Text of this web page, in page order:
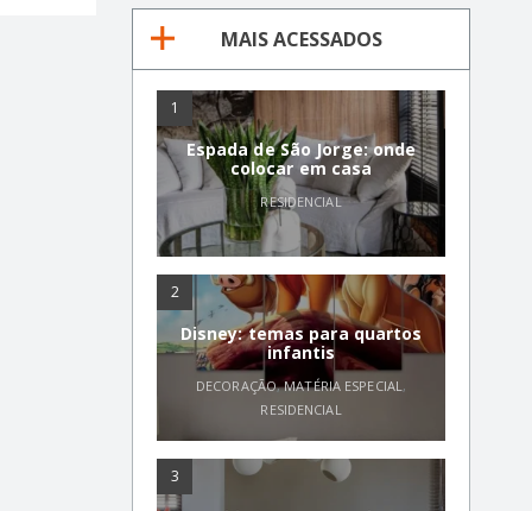
MAIS ACESSADOS
1
Espada de São Jorge: onde
colocar em casa
RESIDENCIAL
2
Disney: temas para quartos
infantis
DECORAÇÃO,MATÉRIA ESPECIAL,
RESIDENCIAL
3